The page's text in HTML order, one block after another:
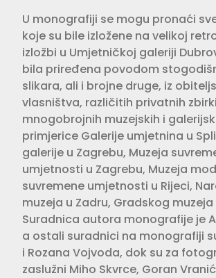
U monografiji se mogu pronaći
koje su bile izložene na velikoj
izložbi u Umjetničkoj galeriji
bila priređena povodom
slikara, ali i brojne druge, iz
vlasništva, različitih privatnih
mnogobrojnih muzejskih i
primjerice Galerije umjetnina u
galerije u Zagrebu, Muzeja
umjetnosti u Zagrebu, Muzeja
suvremene umjetnosti u Rijeci,
muzeja u Zadru, Gradskog muzeja
Suradnica autora monografije je
a ostali suradnici na monografiji
i Rozana Vojvoda, dok su za
zaslužni Miho Skvrce, Goran